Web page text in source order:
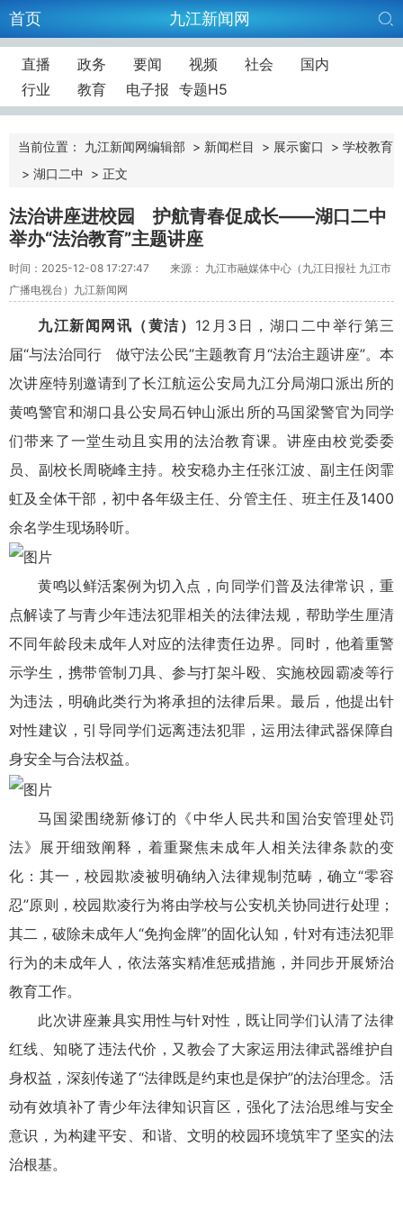
首页 九江新闻网
直播 政务 要闻 视频 社会
国内
行业
教育 电子报 专题H5
当前位置： 九江新闻网编辑部 > 新闻栏目 > 展示窗口 > 学校教育
> 湖口二中 > 正文
法治讲座进校园 护航青春促成长——湖口二中
举办“法治教育”主题讲座
时间：2025-12-08 17:27:47
来源： 九江市融媒体中心（九江日报社 九江市
广播电视台）九江新闻网
九江新闻网讯（黄洁） 12月3日，湖口二中举行第三
届“与法治同行 做守法公民”主题教育月“法治主题讲座”。本
次讲座特别邀请到了长江航运公安局九江分局湖口派出所的
黄鸣警官和湖口县公安局石钟山派出所的马国梁警官为同学
们带来了一堂生动且实用的法治教育课。讲座由校党委委
员、副校长周晓峰主持。校安稳办主任张江波、副主任闵霏
虹及全体干部，初中各年级主任、分管主任、班主任及1400
余名学生现场聆听。
黄鸣以鲜活案例为切入点，向同学们普及法律常识，重
点解读了与青少年违法犯罪相关的法律法规，帮助学生厘清
不同年龄段未成年人对应的法律责任边界。同时，他着重警
示学生，携带管制刀具、参与打架斗殴、实施校园霸凌等行
为违法，明确此类行为将承担的法律后果。最后，他提出针
对性建议，引导同学们远离违法犯罪，运用法律武器保障自
身安全与合法权益。
马国梁围绕新修订的《中华人民共和国治安管理处罚
法》展开细致阐释，着重聚焦未成年人相关法律条款的变
化：其一，校园欺凌被明确纳入法律规制范畴，确立“零容
忍”原则，校园欺凌行为将由学校与公安机关协同进行处理；
其二，破除未成年人“免拘金牌”的固化认知，针对有违法犯罪
行为的未成年人，依法落实精准惩戒措施，并同步开展矫治
教育工作。
此次讲座兼具实用性与针对性，既让同学们认清了法律
红线、知晓了违法代价，又教会了大家运用法律武器维护自
身权益，深刻传递了“法律既是约束也是保护”的法治理念。活
动有效填补了青少年法律知识盲区，强化了法治思维与安全
意识，为构建平安、和谐、文明的校园环境筑牢了坚实的法
治根基。